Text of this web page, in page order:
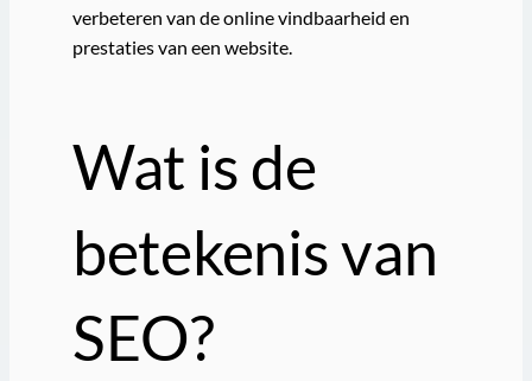
verbeteren van de online vindbaarheid en
prestaties van een website.
Wat is de
betekenis van
SEO?